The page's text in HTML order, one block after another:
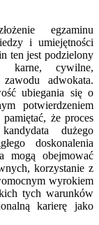
egzaminu
i umiejętności
ten jest podzielony
karne, cywilne,
adwokata.
ubiegania się o
potwierdzeniem
że proces
dużego
doskonalenia
mogą obejmować
korzystanie z
wyrokiem
tych warunków
karierę jako